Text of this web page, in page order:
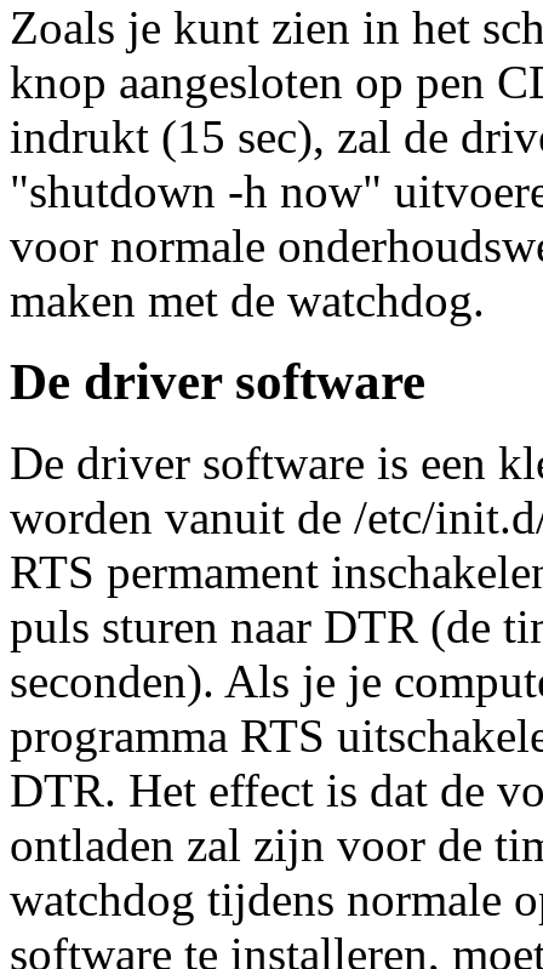
Zoals je kunt zien in het
knop aangesloten op pen
indrukt (15 sec), zal de
"shutdown -h now"
voor normale
maken met de watchdog.
De driver software
De driver software is een
worden vanuit de /etc/
RTS permament
puls sturen naar DTR (de
seconden). Als je je
programma RTS
DTR. Het effect is dat de
ontladen zal zijn voor de
watchdog tijdens normale
software te installeren,